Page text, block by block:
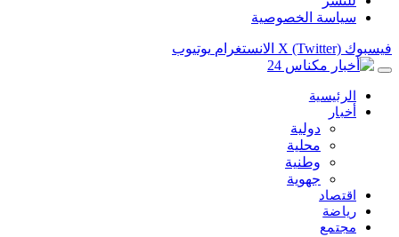
سياسة الخصوصية
فيسبوك X (Twitter) الانستغرام يوتيوب
الرئيسية
أخبار
دولية
محلية
وطنية
جهوية
اقتصاد
رياضة
مجتمع